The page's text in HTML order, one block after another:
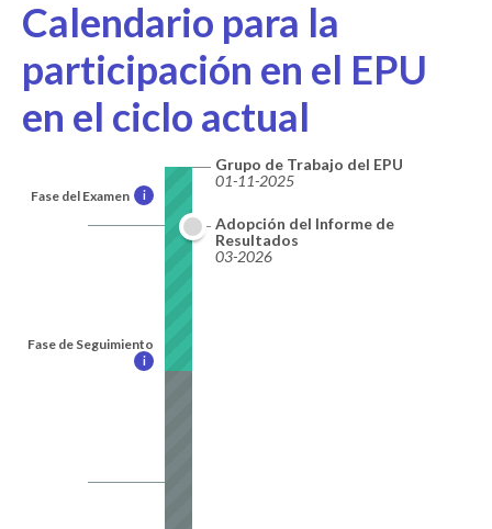
Calendario para la
participación en el EPU
en el ciclo actual
Fase del Examen i
Fase de Seguimiento
i
Grupo de Trabajo del EPU
01-11-2025
Adopción del Informe de
Resultados
03-2026